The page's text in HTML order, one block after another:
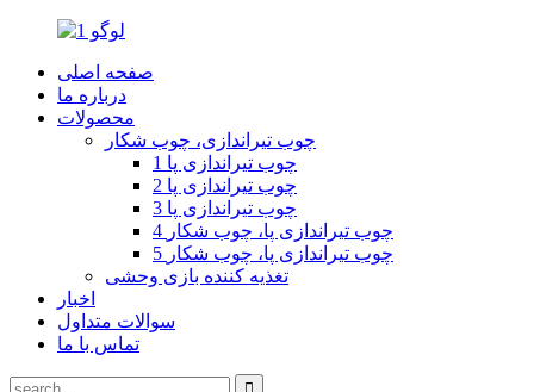
صفحه اصلی
درباره ما
محصولات
چوب تیراندازی، چوب شکار
1 چوب تیراندازی پا
2 چوب تیراندازی پا
3 چوب تیراندازی پا
4 چوب تیراندازی پا، چوب شکار
5 چوب تیراندازی پا، چوب شکار
تغذیه کننده بازی وحشی
اخبار
سوالات متداول
تماس با ما